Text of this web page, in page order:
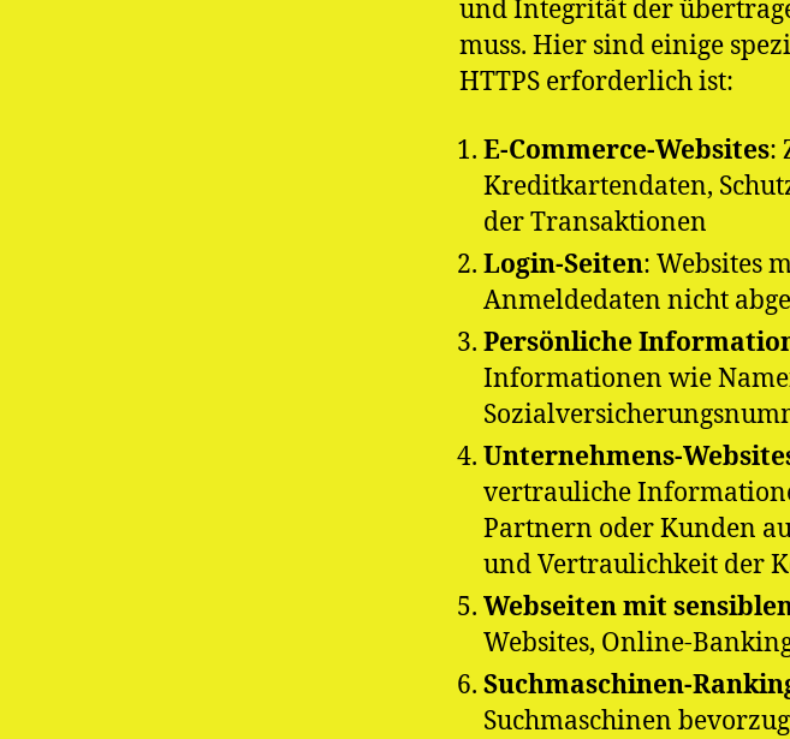
und Integrität der
muss. Hier sind einige
HTTPS erforderlich ist:
E-Commerce-Websites:
Kreditkartendaten,
der Transaktionen
Login-Seiten: Websites
Anmeldedaten nicht
Persönliche
Informationen wie
Unternehmens-
vertrauliche
Partnern oder Kunden
und Vertraulichkeit der
Webseiten mit
Websites, Online-
Suchmaschinen-
Suchmaschinen